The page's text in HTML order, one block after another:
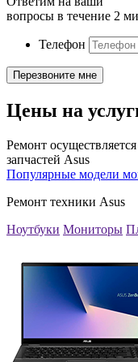
вопросы в течение 2
Телефон
Цены на
Ремонт
запчастей Asus
Популярные модели
Ремонт техники Asus
Ноутбуки Мониторы